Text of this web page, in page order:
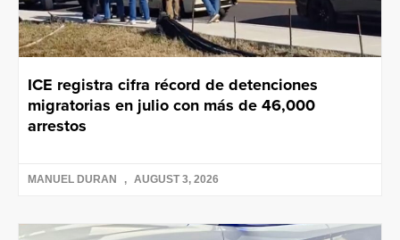
ICE registra cifra récord de detenciones
migratorias en julio con más de 46,000
arrestos
MANUEL DURAN AUGUST 3, 2026